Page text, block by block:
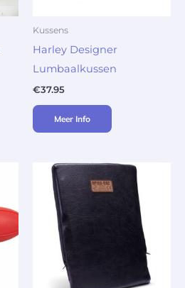
Kussens
Harley Designer
Lumbaalkussen
€37.95
Meer Info